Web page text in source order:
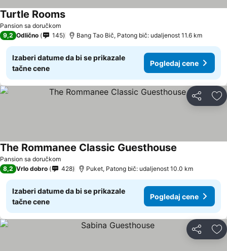
Pansion sa doručkom
Turtle Rooms
9,2 Odlično 145 Bang Tao Bič, Patong bič: udaljenost 11.6 km
Izaberi datume da bi se prikazale
tačne cene
Pogledaj cene
Deli
Pansion sa doručkom
The Rommanee Classic Guesthouse
8,2 Vrlo dobro 428 Puket, Patong bič: udaljenost 10.0 km
Izaberi datume da bi se prikazale
tačne cene
Pogledaj cene
Deli